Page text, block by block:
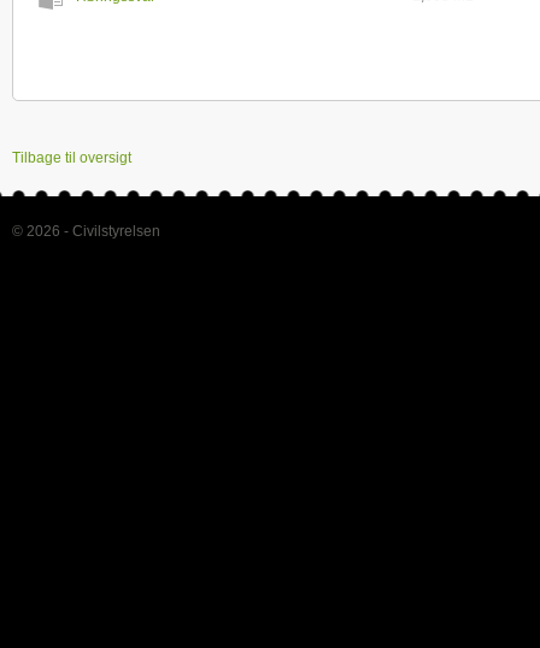
Tilbage til oversigt
© 2026 - Civilstyrelsen